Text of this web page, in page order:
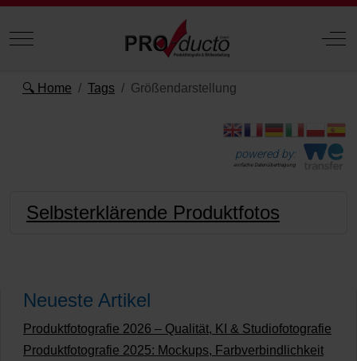
Mobile Menu Toggle Off-
🔍 Home Tags Größendarstellung
powered by:
einfache Datenübertragung
Selbsterklärende Produktfotos
Neueste Artikel
Produktfotografie 2026 – Qualität, KI & Studiofotografie
Produktfotografie 2025: Mockups, Farbverbindlichkeit